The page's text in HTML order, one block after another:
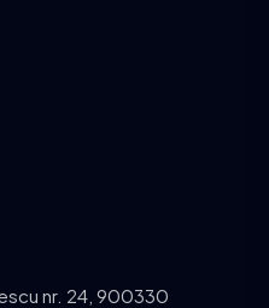
nr. 24, 900330